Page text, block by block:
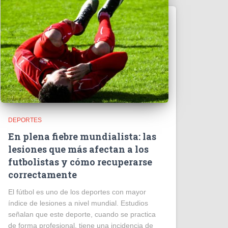
DEPORTES
En plena fiebre mundialista: las
lesiones que más afectan a los
futbolistas y cómo recuperarse
correctamente
El fútbol es uno de los deportes con mayor
índice de lesiones a nivel mundial. Estudios
señalan que este deporte, cuando se practica
de forma profesional, tiene una incidencia de